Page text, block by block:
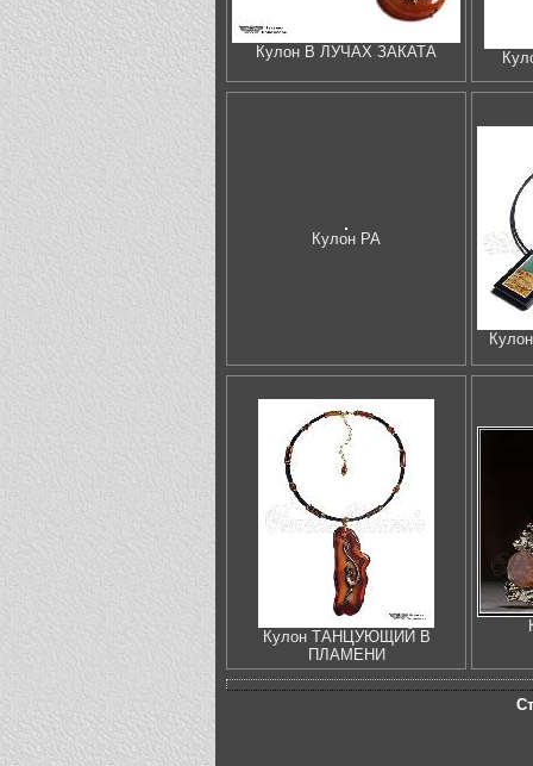
Кулон В ЛУЧАХ ЗАКАТА
Кулон РА
Кулон ТАНЦУЮЩИЙ В
ПЛАМЕНИ